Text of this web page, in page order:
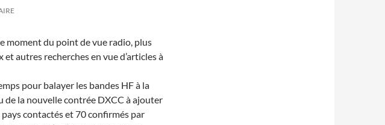
moment du point de vue radio, plus
autres recherches en vue d’articles à
pour balayer les bandes HF à la
de la nouvelle contrée DXCC à ajouter
contactés et 70 confirmés par